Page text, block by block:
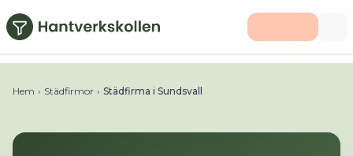
Hoppa till huvudinnehåll
Hem › Städfirmor › Städfirma i Sundsvall